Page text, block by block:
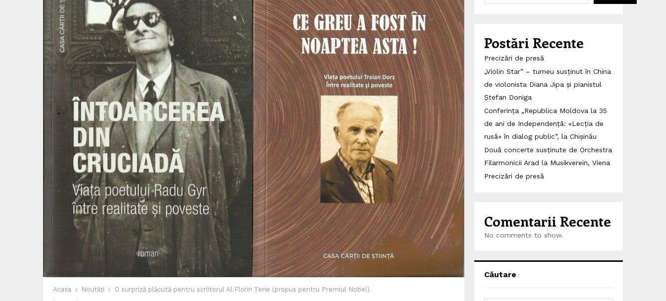
Acasa Noutăți O surpriză plăcută pentru scriitorul Al.Florin Țene (propus pentru Premiul Nobel)
Postări Recente
Precizări de presă
„Violin Star” – turneu susținut în China
de violonista Diana Jipa și pianistul
Ștefan Doniga
Conferința „Republica Moldova la 35
de ani de Independență: «Lecția de
rusă» în dialog public”, la Chișinău
Două concerte susținute de Orchestra
Filarmonicii Arad la Musikverein, Viena
Precizări de presă
Comentarii Recente
No comments to show.
Căutare